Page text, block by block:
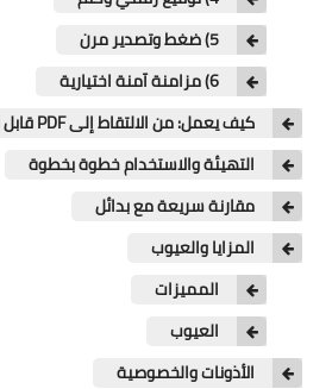
5) ضغط وتصدير مرن
6) مزامنة آمنة اختيارية
كيف يعمل: من الالتقاط إلى PDF قابل للبحث
التهيئة والاستخدام خطوة بخطوة
مقارنة سريعة مع بدائل
المزايا والعيوب
المميزات
العيوب
الأذونات والخصوصية